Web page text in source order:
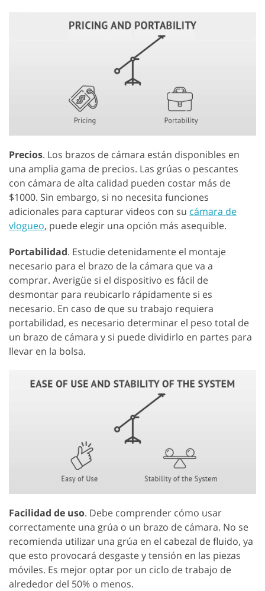
Precios. Los brazos de cámara están disponibles en
una amplia gama de precios. Las grúas o pescantes
con cámara de alta calidad pueden costar más de
$1000. Sin embargo, si no necesita funciones
adicionales para capturar videos con su cámara de
vlogueo, puede elegir una opción más asequible.
Portabilidad. Estudie detenidamente el montaje
necesario para el brazo de la cámara que va a
comprar. Averigüe si el dispositivo es fácil de
desmontar para reubicarlo rápidamente si es
necesario. En caso de que su trabajo requiera
portabilidad, es necesario determinar el peso total de
un brazo de cámara y si puede dividirlo en partes para
llevar en la bolsa.
Facilidad de uso. Debe comprender cómo usar
correctamente una grúa o un brazo de cámara. No se
recomienda utilizar una grúa en el cabezal de fluido, ya
que esto provocará desgaste y tensión en las piezas
móviles. Es mejor optar por un ciclo de trabajo de
alrededor del 50% o menos.